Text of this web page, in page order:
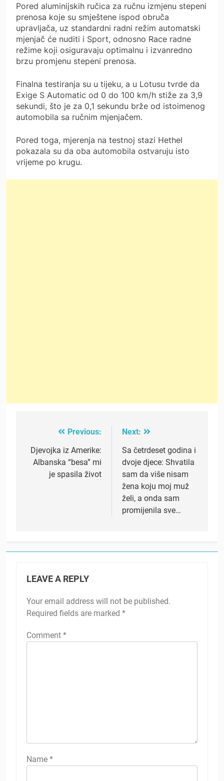
Pored aluminijskih ručica za ručnu izmjenu stepeni
prenosa koje su smještene ispod obruča
upravljača, uz standardni radni režim automatski
mjenjač će nuditi i Sport, odnosno Race radne
režime koji osiguravaju optimalnu i izvanredno
brzu promjenu stepeni prenosa.
Finalna testiranja su u tijeku, a u Lotusu tvrde da
Exige S Automatic od 0 do 100 km/h stiže za 3,9
sekundi, što je za 0,1 sekundu brže od istoimenog
automobila sa ručnim mjenjačem.
Pored toga, mjerenja na testnoj stazi Hethel
pokazala su da oba automobila ostvaruju isto
vrijeme po krugu.
navigation
Previous:
Djevojka iz Amerike:
Albanska “besa” mi
je spasila život
Next:
Sa četrdeset godina i
dvoje djece: Shvatila
sam da više nisam
žena koju moj muž
želi, a onda sam
promijenila sve…
LEAVE A REPLY
Your email address will not be published.
Required fields are marked *
Comment *
Name *